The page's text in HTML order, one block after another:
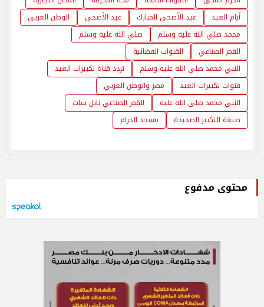
أيام العيد
عيد الأضحى المبارك عيد الأضحى
الوطن العربي
محمد صلي الله عليه وسلم
صلي الله عليه وسلم
القمر الصناعي
القنوات الفضائية
النبي محمد صلى الله عليه وسلم
تردد قناة تكبيرات العيد
قنوات تكبيرات العيد
مصر والوطن العربي
النبي محمد صلى الله عليه
القمر الصناعي نايل سات
صيغة التكبير الصحيحة
مسجد الحرام
محتوى مدفوع